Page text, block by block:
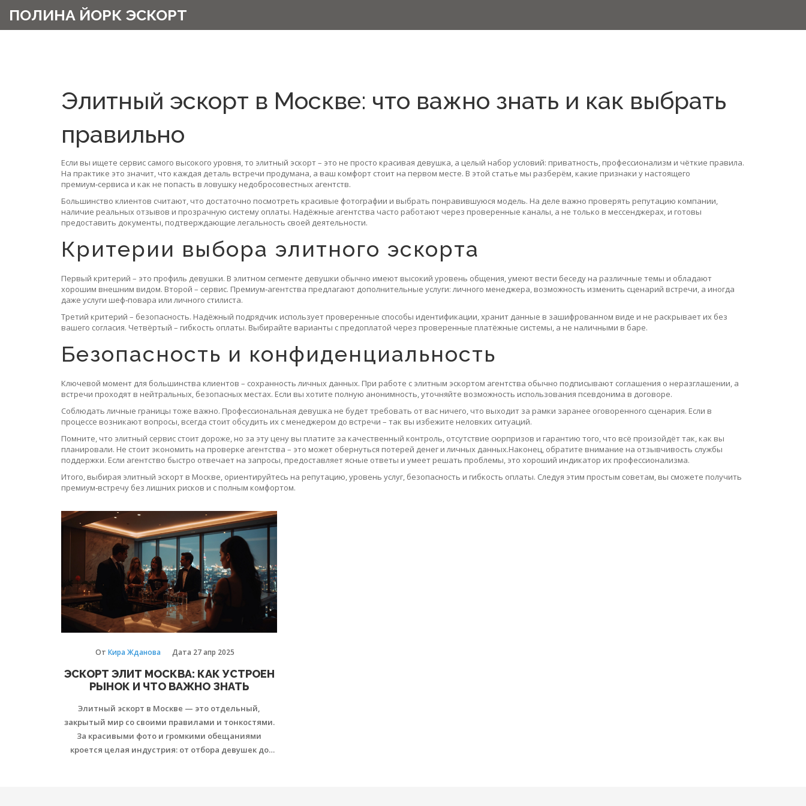
ПОЛИНА ЙОРК ЭСКОРТ
Элитный эскорт в Москве: что важно знать и как выбрать
правильно
Если вы ищете сервис самого высокого уровня, то элитный эскорт – это не просто красивая девушка, а целый набор условий: приватность, профессионализм и чёткие правила.
На практике это значит, что каждая деталь встречи продумана, а ваш комфорт стоит на первом месте. В этой статье мы разберём, какие признаки у настоящего
премиум‑сервиса и как не попасть в ловушку недобросовестных агентств.
Большинство клиентов считают, что достаточно посмотреть красивые фотографии и выбрать понравившуюся модель. На деле важно проверять репутацию компании,
наличие реальных отзывов и прозрачную систему оплаты. Надёжные агентства часто работают через проверенные каналы, а не только в мессенджерах, и готовы
предоставить документы, подтверждающие легальность своей деятельности.
Критерии выбора элитного эскорта
Первый критерий – это профиль девушки. В элитном сегменте девушки обычно имеют высокий уровень общения, умеют вести беседу на различные темы и обладают
хорошим внешним видом. Второй – сервис. Премиум‑агентства предлагают дополнительные услуги: личного менеджера, возможность изменить сценарий встречи, а иногда
даже услуги шеф‑повара или личного стилиста.
Третий критерий – безопасность. Надёжный подрядчик использует проверенные способы идентификации, хранит данные в зашифрованном виде и не раскрывает их без
вашего согласия. Четвёртый – гибкость оплаты. Выбирайте варианты с предоплатой через проверенные платёжные системы, а не наличными в баре.
Безопасность и конфиденциальность
Ключевой момент для большинства клиентов – сохранность личных данных. При работе с элитным эскортом агентства обычно подписывают соглашения о неразглашении, а
встречи проходят в нейтральных, безопасных местах. Если вы хотите полную анонимность, уточняйте возможность использования псевдонима в договоре.
Соблюдать личные границы тоже важно. Профессиональная девушка не будет требовать от вас ничего, что выходит за рамки заранее оговоренного сценария. Если в
процессе возникают вопросы, всегда стоит обсудить их с менеджером до встречи – так вы избежите неловких ситуаций.
Помните, что элитный сервис стоит дороже, но за эту цену вы платите за качественный контроль, отсутствие сюрпризов и гарантию того, что всё произойдёт так, как вы
планировали. Не стоит экономить на проверке агентства – это может обернуться потерей денег и личных данных.Наконец, обратите внимание на отзывчивость службы
поддержки. Если агентство быстро отвечает на запросы, предоставляет ясные ответы и умеет решать проблемы, это хороший индикатор их профессионализма.
Итого, выбирая элитный эскорт в Москве, ориентируйтесь на репутацию, уровень услуг, безопасность и гибкость оплаты. Следуя этим простым советам, вы сможете получить
премиум‑встречу без лишних рисков и с полным комфортом.
От Кира Жданова Дата 27 апр 2025
ЭСКОРТ ЭЛИТ МОСКВА: КАК УСТРОЕН
РЫНОК И ЧТО ВАЖНО ЗНАТЬ
Элитный эскорт в Москве — это отдельный,
закрытый мир со своими правилами и тонкостями.
За красивыми фото и громкими обещаниями
кроется целая индустрия: от отбора девушек до